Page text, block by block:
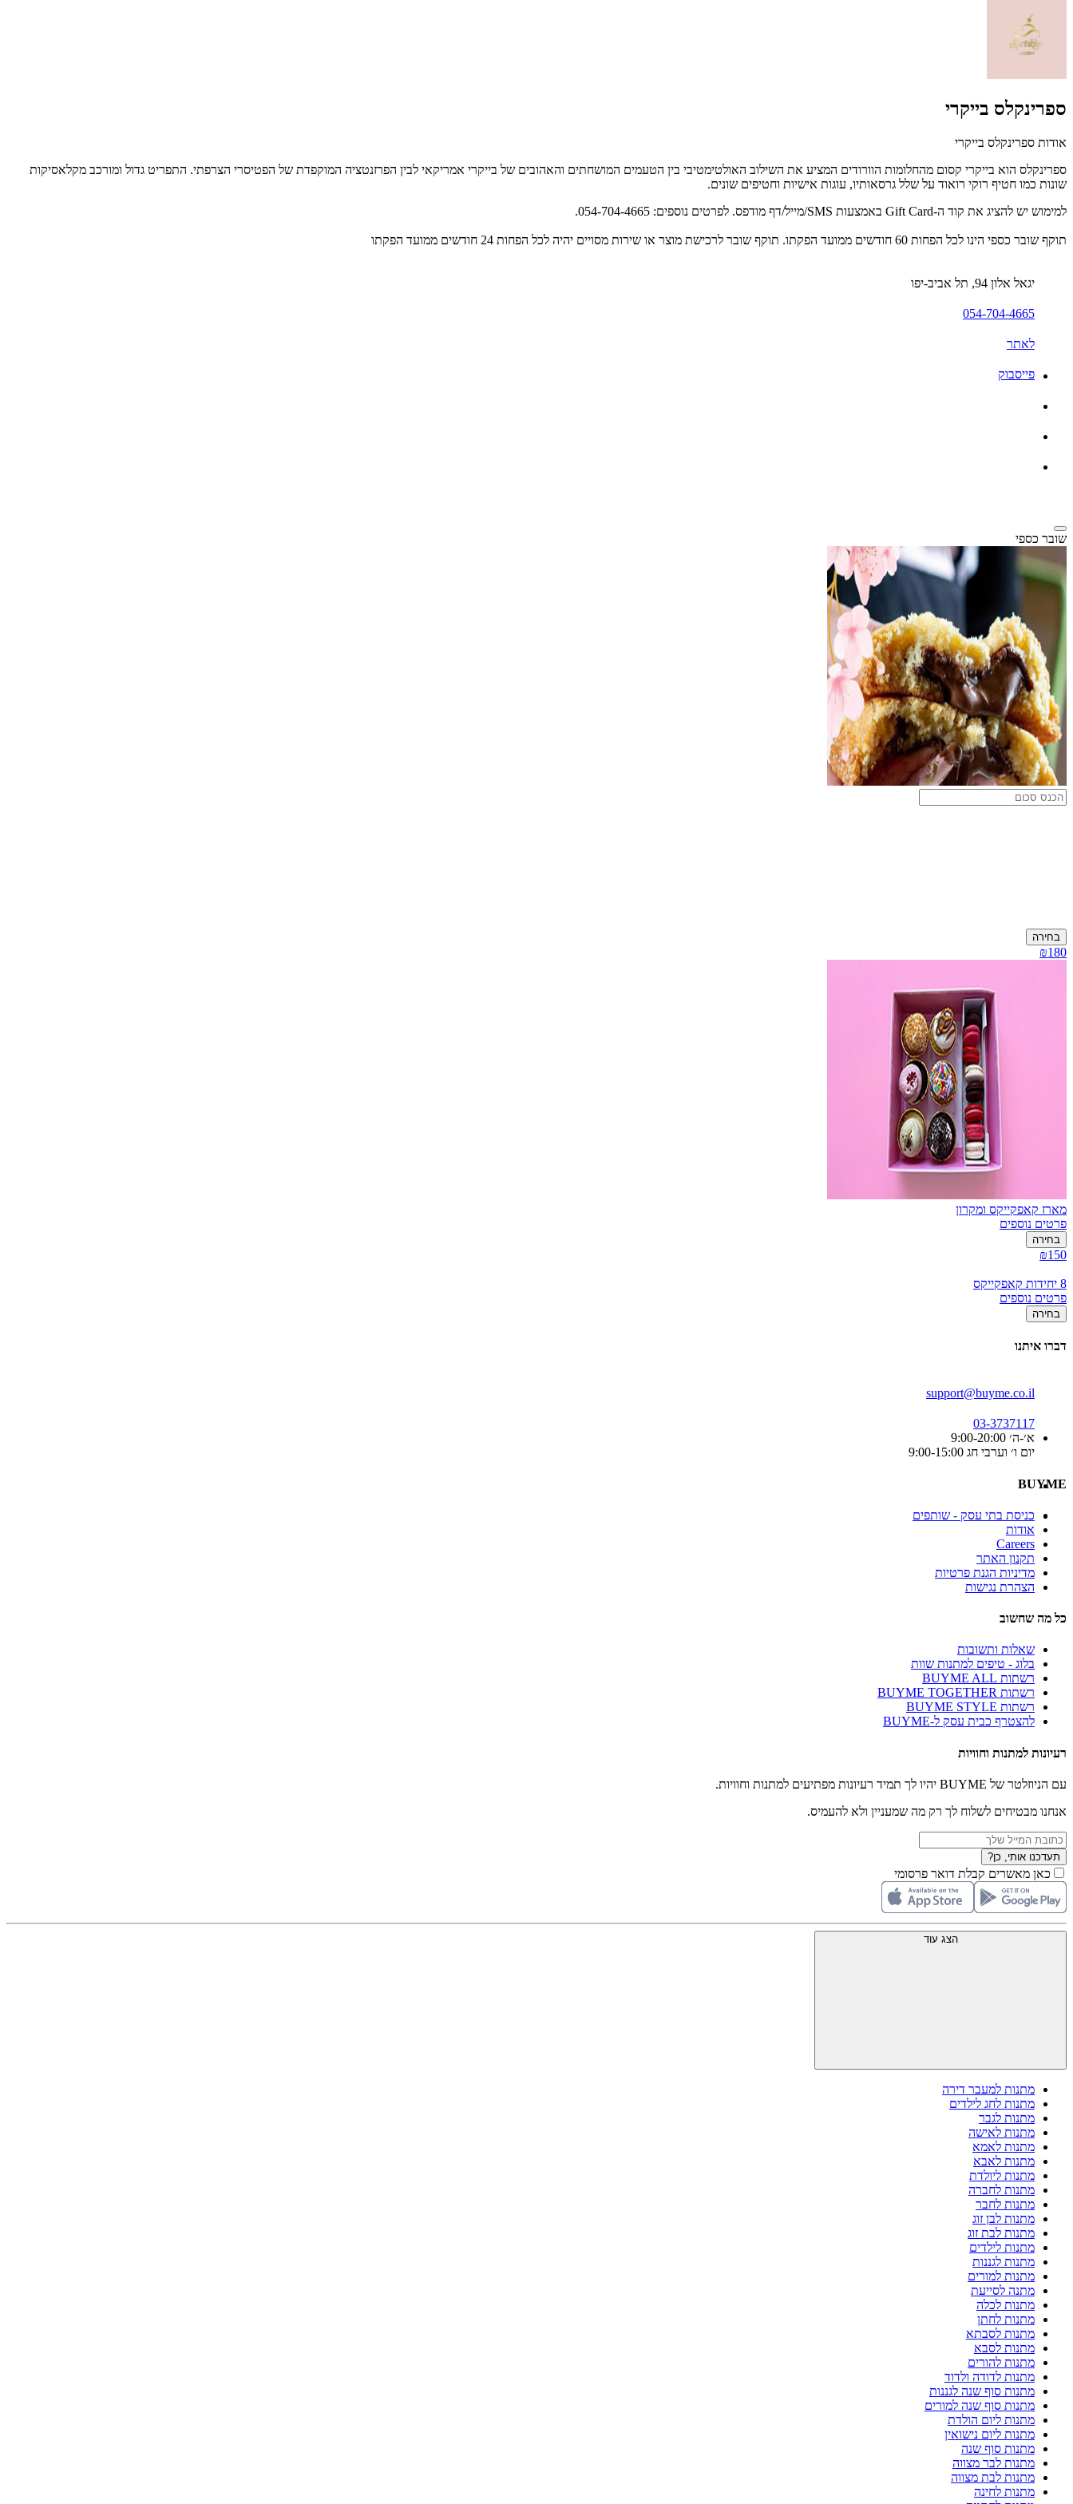
ספרינקלס בייקרי
אודות ספרינקלס בייקרי
ספרינקלס הוא בייקרי קסום מהחלומות הוורודים המציע את השילוב האולטימטיבי בין הטעמים המושחתים והאהובים של בייקרי אמריקאי לבין הפרזנטציה המוקפדת של הפטיסרי הצרפתי. התפריט גדול ומורכב מקלאסיקות
שונות כמו חטיף רוקי רואוד על שלל גרסאותיו, עוגות אישיות וחטיפים שונים.
למימוש יש להציג את קוד ה-Gift Card באמצעות SMS/מייל/דף מודפס. לפרטים נוספים: 054-704-4665.
תוקף שובר כספי הינו לכל הפחות 60 חודשים ממועד הפקתו. תוקף שובר לרכישת מוצר או שירות מסויים יהיה לכל הפחות 24 חודשים ממועד הפקתו
יגאל אלון 94, תל אביב-יפו
054-704-4665
לאתר
פייסבוק
שובר כספי
בחירה
₪180
מארז קאפקייקס ומקרון
פרטים נוספים
בחירה
₪150
8 יחידות קאפקייקס
פרטים נוספים
בחירה
דברו איתנו
support@buyme.co.il
03-3737117
א׳-ה׳ 9:00-20:00
יום ו׳ וערבי חג 9:00-15:00
BUYME
כניסת בתי עסק - שותפים
אודות
Careers
תקנון האתר
מדיניות הגנת פרטיות
הצהרת נגישות
כל מה שחשוב
שאלות ותשובות
בלוג - טיפים למתנות שוות
רשתות BUYME ALL
רשתות BUYME TOGETHER
רשתות BUYME STYLE
להצטרף כבית עסק ל-BUYME
רעיונות למתנות וחוויות
עם הניוזלטר של BUYME יהיו לך תמיד רעיונות מפתיעים למתנות וחוויות.
אנחנו מבטיחים לשלוח לך רק מה שמעניין ולא להעמיס.
תעדכנו אותי, כן?
כאן מאשרים קבלת דואר פרסומי
הצג עוד
מתנות למעבר דירה
מתנות לחג לילדים
מתנות לגבר
מתנות לאישה
מתנות לאמא
מתנות לאבא
מתנות ליולדת
מתנות לחברה
מתנות לחבר
מתנות לבן זוג
מתנות לבת זוג
מתנות לילדים
מתנות לגננות
מתנות למורים
מתנה לסייעת
מתנות לכלה
מתנות לחתן
מתנות לסבתא
מתנות לסבא
מתנות להורים
מתנות לדודה ולדוד
מתנות סוף שנה לגננות
מתנות סוף שנה למורים
מתנות ליום הולדת
מתנות ליום נישואין
מתנות סוף שנה
מתנות לבר מצווה
מתנות לבת מצווה
מתנות לחינה